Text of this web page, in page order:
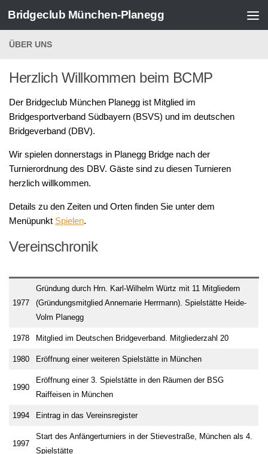
Zum Inhalt springen
Bridgeclub München-Planegg
ÜBER UNS
Herzlich Willkommen beim BCMP
Der Bridgeclub München Planegg ist Mitglied im
Bridgesportverband Südbayern (BSVS) und im deutschen
Bridgeverband (DBV).
Wir spielen donnerstags in Planegg Bridge nach der
Turnierordnung des DBV. Gäste sind zu diesen Turnieren
herzlich willkommen.
Details zu den Zeiten und Orten finden Sie unter dem
Menüpunkt Spielen.
Vereinschronik
1977
Gründung durch Hrn. Karl-Wilhelm Würtz mit 11 Mitgliedern
(Gründungsmitglied Annemarie Herrmann). Spielstätte Heide-
Volm Planegg
1978 Mitglied im Deutschen Bridgeverband. Mitgliederzahl 20
1980 Eröffnung einer weiteren Spielstätte in München
1990
Eröffnung einer 3. Spielstätte in den Räumen der BSG
Raiffeisen in München
1994 Eintrag in das Vereinsregister
1997
Start des Anfängerturniers in der Stievestraße, München als 4.
Spielstätte